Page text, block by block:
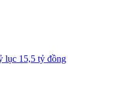
lục 15,5 tỷ đồng